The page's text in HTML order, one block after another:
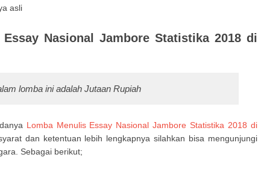
asli
Nasional Jambore Statistika 2018 di
lomba ini adalah Jutaan Rupiah
Lomba Menulis Essay Nasional Jambore Statistika 2018 di
dan ketentuan lebih lengkapnya silahkan bisa mengunjungi
Sebagai berikut;